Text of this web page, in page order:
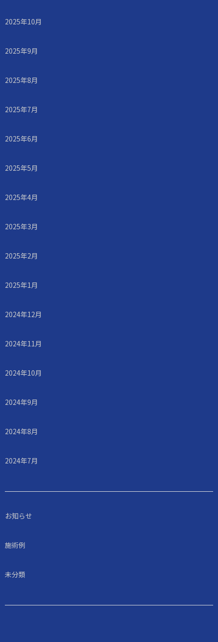
2025年10月
2025年9月
2025年8月
2025年7月
2025年6月
2025年5月
2025年4月
2025年3月
2025年2月
2025年1月
2024年12月
2024年11月
2024年10月
2024年9月
2024年8月
2024年7月
お知らせ
施術例
未分類